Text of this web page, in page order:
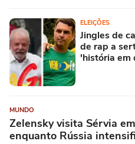
ELEIÇÕES
Jingles de
de rap a
'história em
MUNDO
Zelensky visita Sérvia
enquanto Rússia